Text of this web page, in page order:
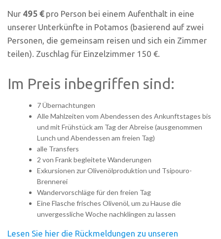
Nur 495 € pro Person bei einem Aufenthalt in eine
unserer Unterkünfte in Potamos (basierend auf zwei
Personen, die gemeinsam reisen und sich ein Zimmer
teilen). Zuschlag für Einzelzimmer 150 €.
Im Preis inbegriffen sind:
7 Übernachtungen
Alle Mahlzeiten vom Abendessen des Ankunftstages bis
und mit Frühstück am Tag der Abreise (ausgenommen
Lunch und Abendessen am freien Tag)
alle Transfers
2 von Frank begleitete Wanderungen
Exkursionen zur Olivenölproduktion und Tsipouro-
Brennerei
Wandervorschläge für den freien Tag
Eine Flasche frisches Olivenöl, um zu Hause die
unvergessliche Woche nachklingen zu lassen
Lesen Sie hier die Rückmeldungen zu unseren